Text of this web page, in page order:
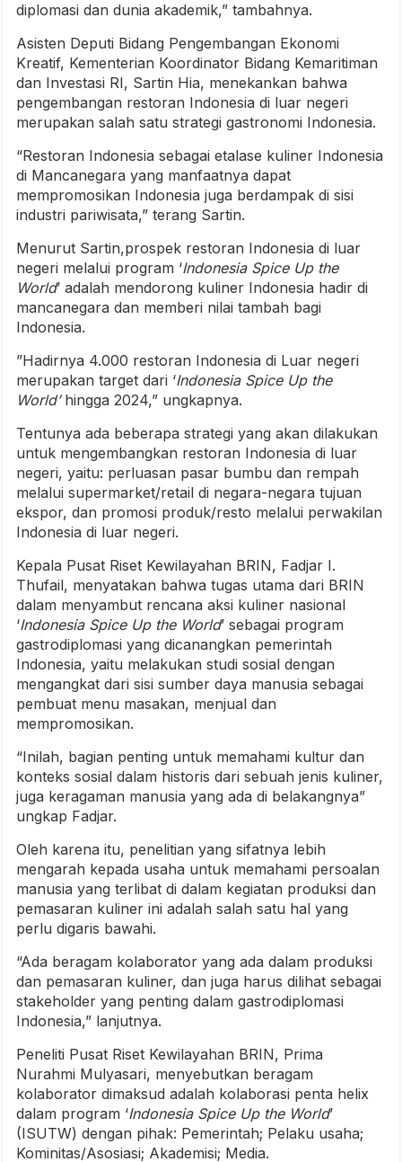
diplomasi dan dunia akademik,” tambahnya.
Asisten Deputi Bidang Pengembangan Ekonomi
Kreatif, Kementerian Koordinator Bidang Kemaritiman
dan Investasi RI, Sartin Hia, menekankan bahwa
pengembangan restoran Indonesia di luar negeri
merupakan salah satu strategi gastronomi Indonesia.
“Restoran Indonesia sebagai etalase kuliner Indonesia
di Mancanegara yang manfaatnya dapat
mempromosikan Indonesia juga berdampak di sisi
industri pariwisata,” terang Sartin.
Menurut Sartin,prospek restoran Indonesia di luar
negeri melalui program ‘Indonesia Spice Up the
World’ adalah mendorong kuliner Indonesia hadir di
mancanegara dan memberi nilai tambah bagi
Indonesia.
”Hadirnya 4.000 restoran Indonesia di Luar negeri
merupakan target dari ‘Indonesia Spice Up the
World’hingga 2024,” ungkapnya.
Tentunya ada beberapa strategi yang akan dilakukan
untuk mengembangkan restoran Indonesia di luar
negeri, yaitu: perluasan pasar bumbu dan rempah
melalui supermarket/retail di negara-negara tujuan
ekspor, dan promosi produk/resto melalui perwakilan
Indonesia di luar negeri.
Kepala Pusat Riset Kewilayahan BRIN, Fadjar I.
Thufail, menyatakan bahwa tugas utama dari BRIN
dalam menyambut rencana aksi kuliner nasional
‘Indonesia Spice Up the World’ sebagai program
gastrodiplomasi yang dicanangkan pemerintah
Indonesia, yaitu melakukan studi sosial dengan
mengangkat dari sisi sumber daya manusia sebagai
pembuat menu masakan, menjual dan
mempromosikan.
“Inilah, bagian penting untuk memahami kultur dan
konteks sosial dalam historis dari sebuah jenis kuliner,
juga keragaman manusia yang ada di belakangnya”
ungkap Fadjar.
Oleh karena itu, penelitian yang sifatnya lebih
mengarah kepada usaha untuk memahami persoalan
manusia yang terlibat di dalam kegiatan produksi dan
pemasaran kuliner ini adalah salah satu hal yang
perlu digaris bawahi.
“Ada beragam kolaborator yang ada dalam produksi
dan pemasaran kuliner, dan juga harus dilihat sebagai
stakeholder yang penting dalam gastrodiplomasi
Indonesia,” lanjutnya.
Peneliti Pusat Riset Kewilayahan BRIN, Prima
Nurahmi Mulyasari, menyebutkan beragam
kolaborator dimaksud adalah kolaborasi penta helix
dalam program ‘Indonesia Spice Up the World’
(ISUTW) dengan pihak: Pemerintah; Pelaku usaha;
Kominitas/Asosiasi; Akademisi; Media.